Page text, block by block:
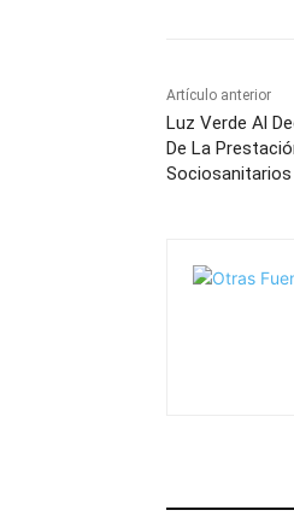
Artículo anterior
Luz Verde Al
De La